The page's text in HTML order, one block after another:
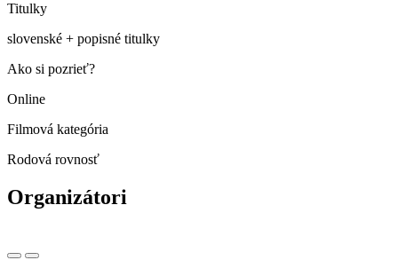
Titulky
slovenské + popisné titulky
Ako si pozrieť?
Online
Filmová kategória
Rodová rovnosť
Organizátori